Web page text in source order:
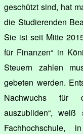
geschützt sind, hat
die Studierenden
Sie ist seit Mitte
für Finanzen“ in
Steuern zahlen
gebeten werden.
Nachwuchs für
auszubilden“,